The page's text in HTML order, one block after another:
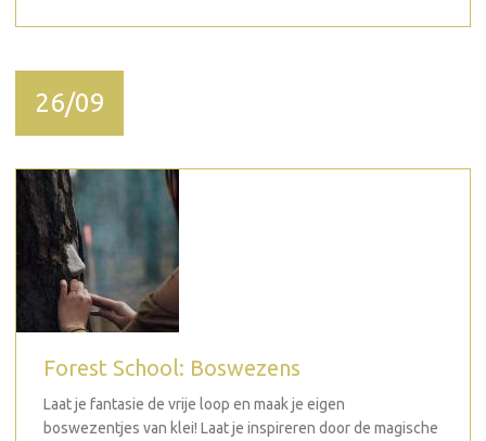
26/09
Forest School: Boswezens
Laat je fantasie de vrije loop en maak je eigen
boswezentjes van klei! Laat je inspireren door de magische